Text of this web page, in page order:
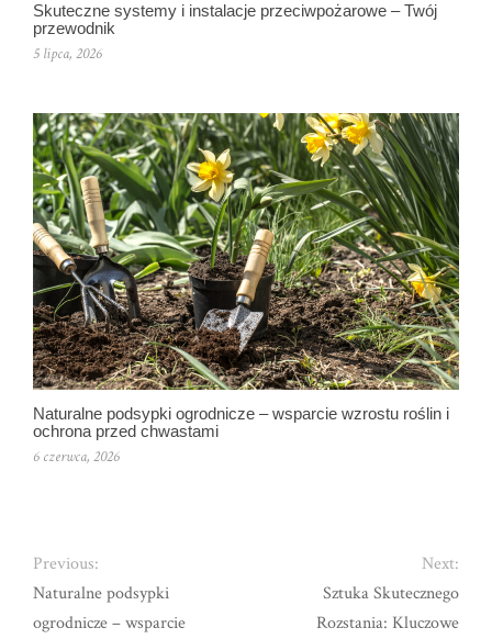
Skuteczne systemy i instalacje przeciwpożarowe – Twój
przewodnik
5 lipca, 2026
Naturalne podsypki ogrodnicze – wsparcie wzrostu roślin i
ochrona przed chwastami
6 czerwca, 2026
Previous:
Naturalne podsypki
ogrodnicze – wsparcie
Next:
Sztuka Skutecznego
Rozstania: Kluczowe